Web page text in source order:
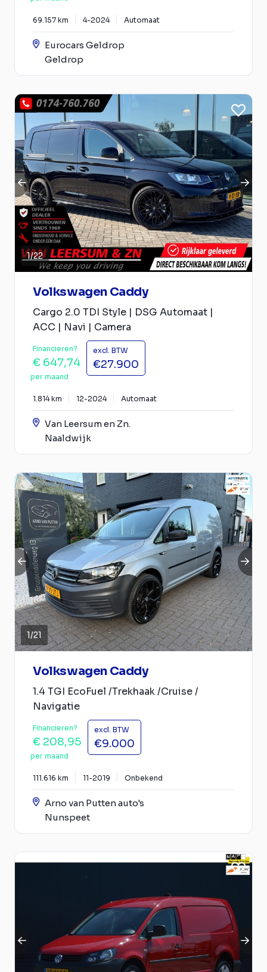
69.157 km 4-2024 Automaat
Eurocars Geldrop
Geldrop
1/22
Volkswagen Caddy
Cargo 2.0 TDI Style | DSG Automaat |
ACC | Navi | Camera
Financieren?
€ 647,74
per maand
excl. BTW
€27.900
1.814 km 12-2024 Automaat
Van Leersum en Zn.
Naaldwijk
1/21
Volkswagen Caddy
1.4 TGI EcoFuel /Trekhaak /Cruise /
Navigatie
Financieren?
€ 208,95
per maand
excl. BTW
€9.000
111.616 km 11-2019 Onbekend
Arno van Putten auto's
Nunspeet